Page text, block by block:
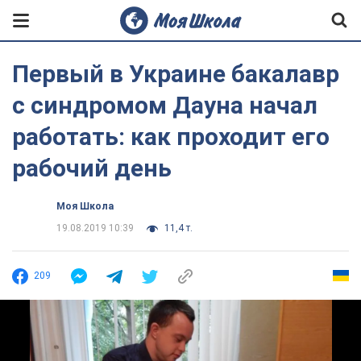
Первый в Украине бакалавр
с синдромом Дауна начал
работать: как проходит его
рабочий день
Моя Школа
19.08.2019 10:39
11,4 т.
209